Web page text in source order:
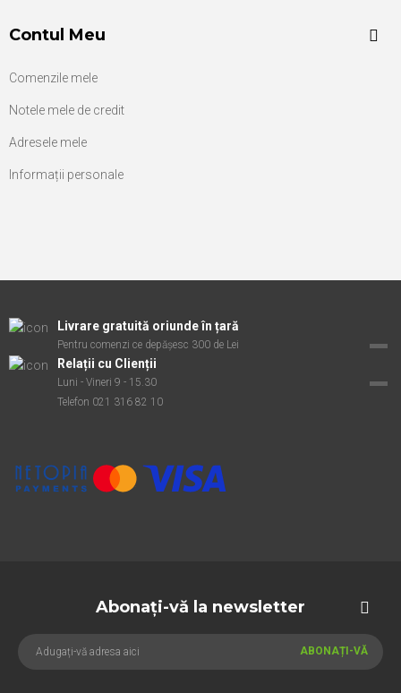
Contul Meu
Comenzile mele
Notele mele de credit
Adresele mele
Informații personale
Livrare gratuită oriunde în țară
Pentru comenzi ce depășesc 300 de Lei
Relații cu Clienții
Luni - Vineri 9 - 15.30
Telefon 021 316 82 10
Abonați-vă la newsletter
ABONAȚI-VĂ